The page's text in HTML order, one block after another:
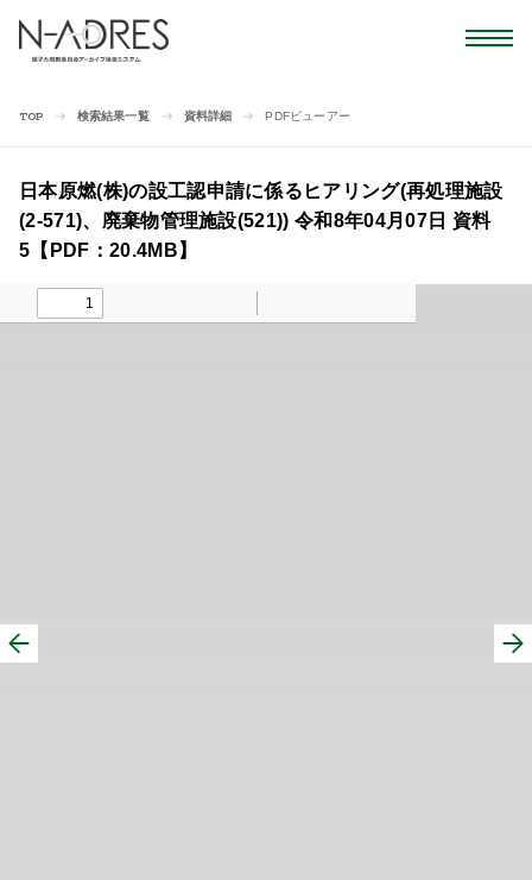
TOP 検索結果一覧 資料詳細 PDFビューアー
日本原燃(株)の設工認申請に係るヒアリング(再処理施設
(2-571)、廃棄物管理施設(521)) 令和8年04月07日 資料
5【PDF：20.4MB】